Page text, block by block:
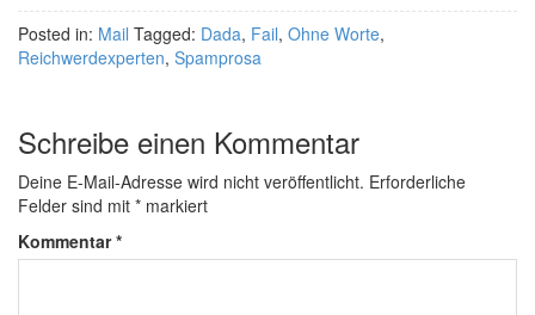
Posted in: Mail Tagged: Dada, Fail, Ohne Worte,
Reichwerdexperten, Spamprosa
Schreibe einen Kommentar
Deine E-Mail-Adresse wird nicht veröffentlicht. Erforderliche
Felder sind mit * markiert
Kommentar*